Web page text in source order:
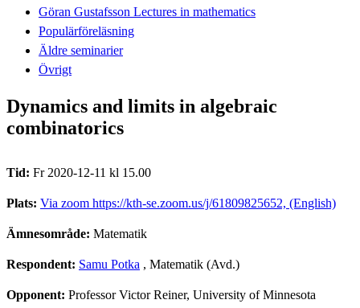
Göran Gustafsson Lectures in mathematics
Populärföreläsning
Äldre seminarier
Övrigt
Dynamics and limits in algebraic
combinatorics
Tid: Fr 2020-12-11 kl 15.00
Plats: Via zoom https://kth-se.zoom.us/j/61809825652, (English)
Ämnesområde: Matematik
Respondent: Samu Potka , Matematik (Avd.)
Opponent: Professor Victor Reiner, University of Minnesota